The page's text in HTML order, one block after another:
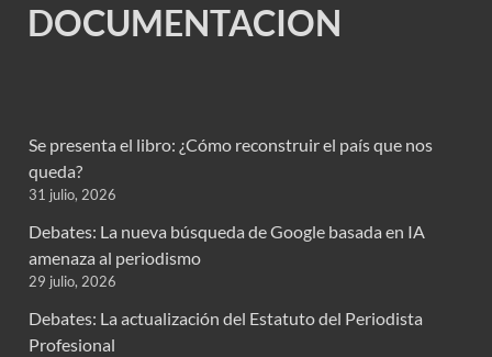
DOCUMENTACION
Se presenta el libro: ¿Cómo reconstruir el país que nos
queda?
31 julio, 2026
Debates: La nueva búsqueda de Google basada en IA
amenaza al periodismo
29 julio, 2026
Debates: La actualización del Estatuto del Periodista
Profesional